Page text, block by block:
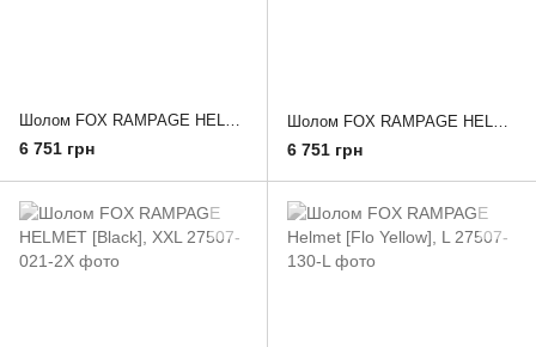
6 751 грн 6 751 грн